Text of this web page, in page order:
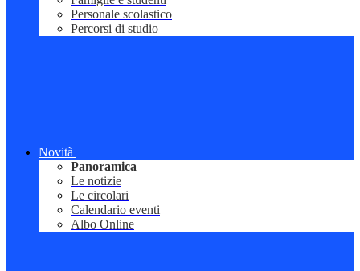
Personale scolastico
Percorsi di studio
Novità
Panoramica
Le notizie
Le circolari
Calendario eventi
Albo Online